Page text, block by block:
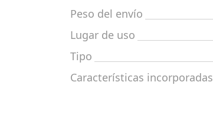
Peso del envío
Lugar de uso
Tipo
Características incorporadas